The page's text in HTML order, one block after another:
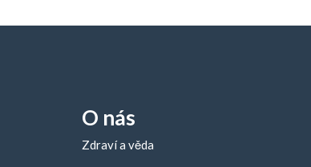
O nás
Zdraví a věda